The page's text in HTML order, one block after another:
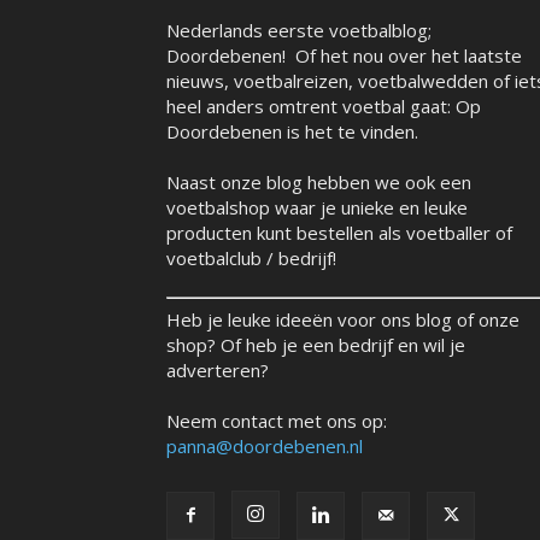
Nederlands eerste voetbalblog;
Doordebenen! Of het nou over het laatste
nieuws, voetbalreizen, voetbalwedden of
heel anders omtrent voetbal gaat: Op
Doordebenen is het te vinden.
Naast onze blog hebben we ook een
voetbalshop waar je unieke en leuke
producten kunt bestellen als voetballer of
voetbalclub / bedrijf!
Heb je leuke ideeën voor ons blog of onze
shop? Of heb je een bedrijf en wil je
adverteren?
Neem contact met ons op:
panna@doordebenen.nl